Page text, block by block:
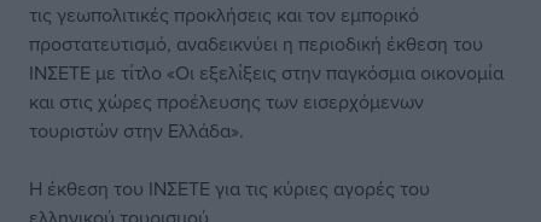
τις γεωπολιτικές προκλήσεις και τον εμπορικό
προστατευτισμό, αναδεικνύει η περιοδική έκθεση του
ΙΝΣΕΤΕ με τίτλο «Οι εξελίξεις στην παγκόσμια οικονομία
και στις χώρες προέλευσης των εισερχόμενων
τουριστών στην Ελλάδα».
Η έκθεση του ΙΝΣΕΤΕ για τις κύριες αγορές του